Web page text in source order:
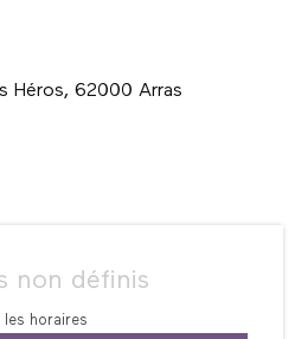
Héros, 62000 Arras
non définis
les horaires